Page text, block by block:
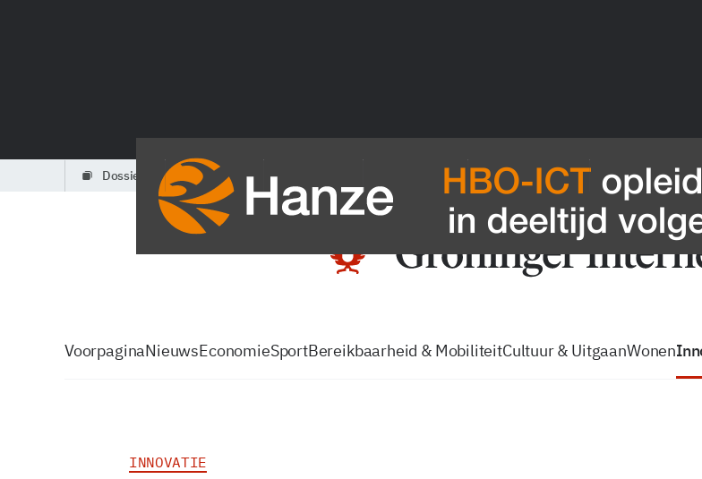
dossiers partners vacatures zo volg je de GIC
VoorpaginaNieuwsEconomieSportBereikbaarheid & MobiliteitCultuur & UitgaanWonen
INNOVATIE